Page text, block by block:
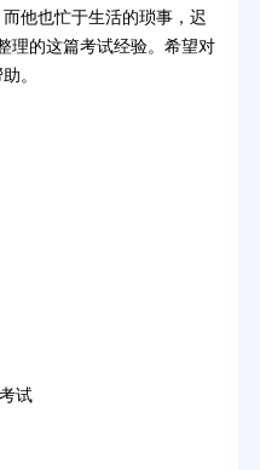
他也忙于生活的琐事，迟
理的这篇考试经验。希望对
。